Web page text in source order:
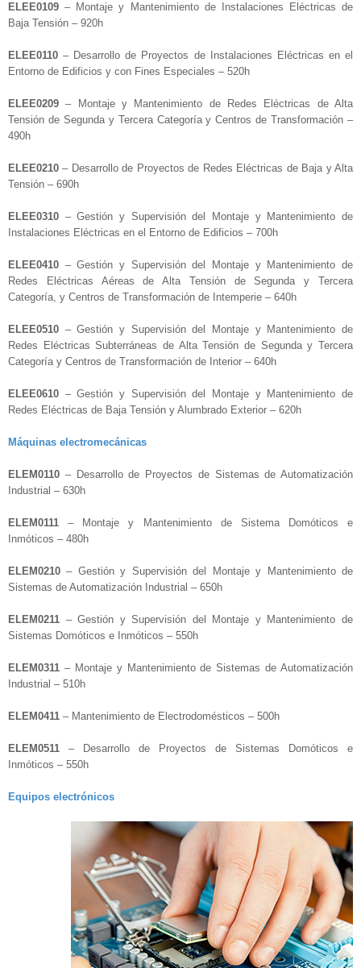
ELEE0109 – Montaje y Mantenimiento de Instalaciones Eléctricas de
Baja Tensión – 920h
ELEE0110 – Desarrollo de Proyectos de Instalaciones Eléctricas en el
Entorno de Edificios y con Fines Especiales – 520h
ELEE0209 – Montaje y Mantenimiento de Redes Eléctricas de Alta
Tensión de Segunda y Tercera Categoría y Centros de Transformación –
490h
ELEE0210 – Desarrollo de Proyectos de Redes Eléctricas de Baja y Alta
Tensión – 690h
ELEE0310 – Gestión y Supervisión del Montaje y Mantenimiento de
Instalaciones Eléctricas en el Entorno de Edificios – 700h
ELEE0410 – Gestión y Supervisión del Montaje y Mantenimiento de
Redes Eléctricas Aéreas de Alta Tensión de Segunda y Tercera
Categoría, y Centros de Transformación de Intemperie – 640h
ELEE0510 – Gestión y Supervisión del Montaje y Mantenimiento de
Redes Eléctricas Subterráneas de Alta Tensión de Segunda y Tercera
Categoría y Centros de Transformación de Interior – 640h
ELEE0610 – Gestión y Supervisión del Montaje y Mantenimiento de
Redes Eléctricas de Baja Tensión y Alumbrado Exterior – 620h
Máquinas electromecánicas
ELEM0110 – Desarrollo de Proyectos de Sistemas de Automatización
Industrial – 630h
ELEM0111 – Montaje y Mantenimiento de Sistema Domóticos e
Inmóticos – 480h
ELEM0210 – Gestión y Supervisión del Montaje y Mantenimiento de
Sistemas de Automatización Industrial – 650h
ELEM0211 – Gestión y Supervisión del Montaje y Mantenimiento de
Sistemas Domóticos e Inmóticos – 550h
ELEM0311 – Montaje y Mantenimiento de Sistemas de Automatización
Industrial – 510h
ELEM0411 – Mantenimiento de Electrodomésticos – 500h
ELEM0511 – Desarrollo de Proyectos de Sistemas Domóticos e
Inmóticos – 550h
Equipos electrónicos